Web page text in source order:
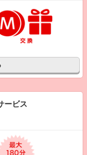
ービス